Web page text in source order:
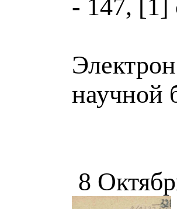
- 147, [1]
научной
8